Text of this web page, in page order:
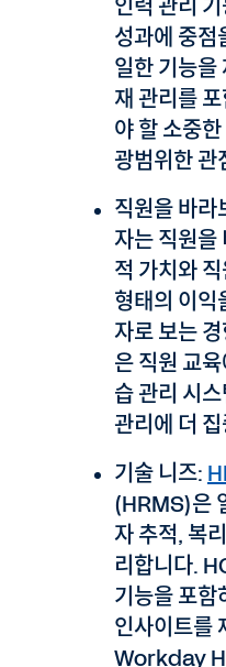
인력 관리
성과에 중
일한 기능을
재 관리를
야 할 소중
광범위한 관
직원을 바
자는 직원을
적 가치와
형태의 이익
자로 보는
은 직원 교
습 관리 시
관리에 더
기술 니즈:
(HRMS)은
자 추적, 복
리합니다.
기능을 포함
인사이트를
Workday